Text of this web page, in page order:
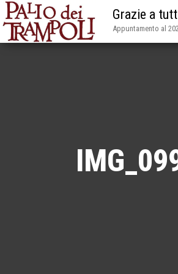
Grazie a
Appuntamento al